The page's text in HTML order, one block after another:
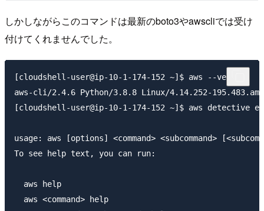
しかしながらこのコマンドは最新のboto3やawscliでは受け
付けてくれませんでした。
[cloudshell-user@ip-10-1-174-152 ~]$ aws --version
aws-cli/2.4.6 Python/3.8.8 Linux/4.14.252-
[cloudshell-user@ip-10-1-174-152 ~]$ aws detective
usage: aws [options] <command> <subcommand>
To see help text, you can run:
  aws help
  aws <command> help